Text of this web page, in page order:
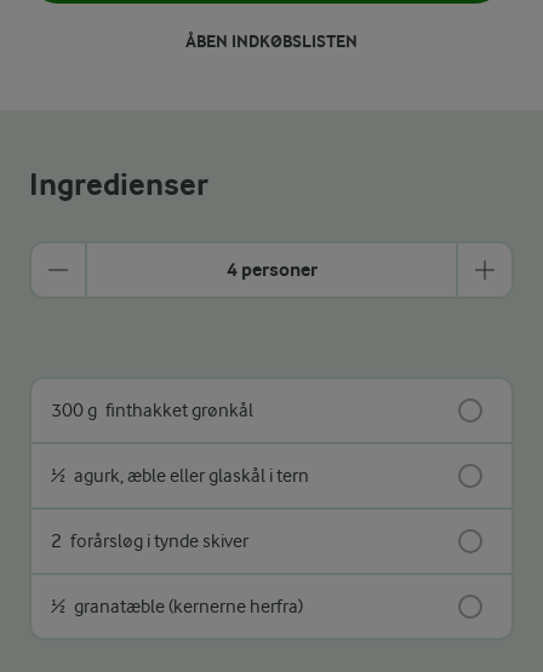
ÅBEN INDKØBSLISTEN
Ingredienser
4 personer
300 g finthakket grønkål
½ agurk, æble eller glaskål i tern
2 forårsløg i tynde skiver
½ granatæble (kernerne herfra)